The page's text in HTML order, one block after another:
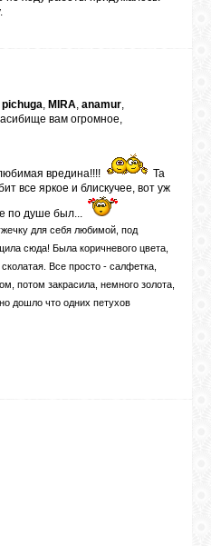
pichuga, MIRA, anamur,
вам огромное,
вредина!!!!
Та
все яркое и блискучее, вот уж
по душе был...
для себя любимой, под
сюда! Была коричневого цвета,
Все просто - салфетка,
потом закрасила, немного золота,
дошло что одних петухов